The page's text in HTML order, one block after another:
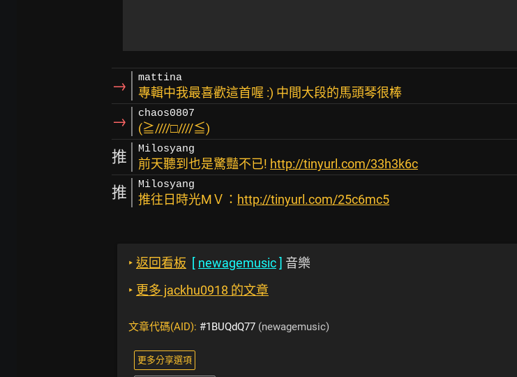
→ mattina
專輯中我最喜歡這首喔 :) 中間大段的馬頭琴很棒
→ chaos0807
(≧////□////≦)
推 Milosyang
前天聽到也是驚豔不已! http://tinyurl.com/33h3k6c
推 Milosyang
推往日時光MＶ： http://tinyurl.com/25c6mc5
‣ 返回看板 [ newagemusic] 音樂
‣ 更多 jackhu0918 的文章
文章代碼(AID): #1BUQdQ77 (newagemusic)
更多分享選項